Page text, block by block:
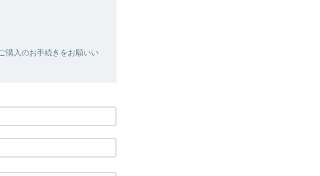
購入のお手続きをお願いい